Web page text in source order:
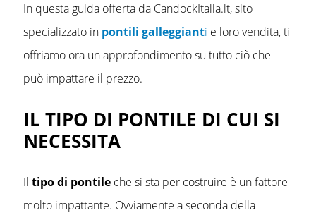
In questa guida offerta da CandockItalia.it, sito
specializzato in pontili galleggianti e loro vendita, ti
offriamo ora un approfondimento su tutto ciò che
può impattare il prezzo.
IL TIPO DI PONTILE DI CUI SI
NECESSITA
Il tipo di pontile che si sta per costruire è un fattore
molto impattante. Ovviamente a seconda della